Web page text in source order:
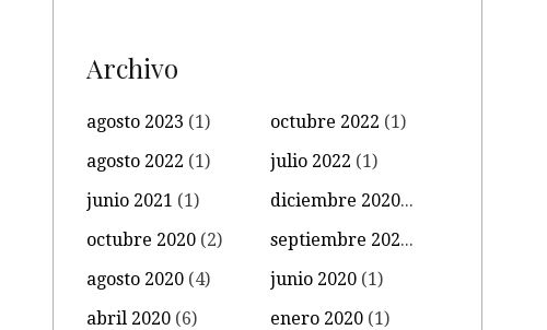
Archivo
agosto 2023 (1) octubre 2022 (1)
agosto 2022 (1) julio 2022 (1)
junio 2021 (1) diciembre 2020
(1)
octubre 2020(2) septiembre 2020(3)
agosto 2020(4) junio 2020 (1)
abril 2020(6) enero 2020 (1)